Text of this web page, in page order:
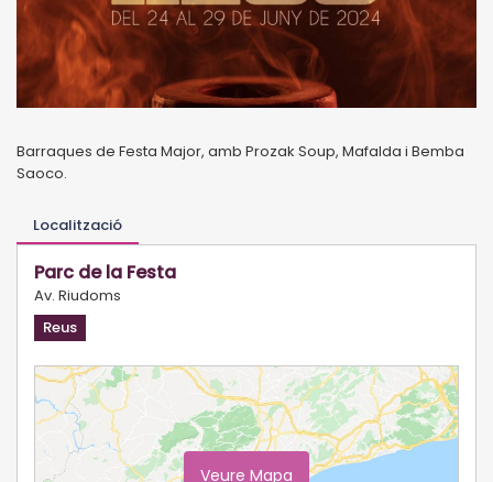
Barraques de Festa Major, amb Prozak Soup, Mafalda i Bemba
Saoco.
Localització
Parc de la Festa
Av. Riudoms
Reus
Veure Mapa